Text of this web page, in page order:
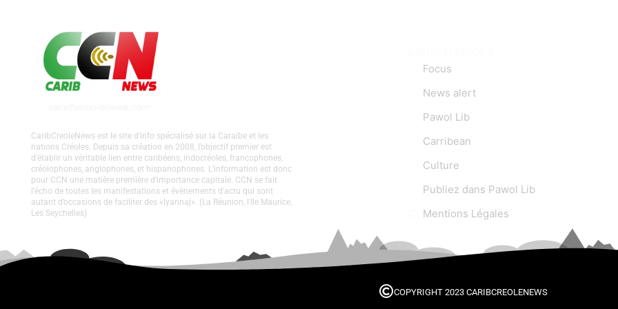
CaribCreoleNews est le site d’info spécialisé sur la Caraïbe et les
nations Créoles. Depuis sa création en 2008, l’objectif premier est
d’établir un véritable lien entre caribéens, indocréoles, francophones,
créolophones, anglophones, et hispanophones. L’information est donc
pour CCN une matière première d’importance capitale. CCN se fait
l’écho de toutes les manifestations et évènements d'actu qui sont
autant d’occasions de faciliter des «lyannaj». (La Réunion, l'Ile Maurice,
Les Seychelles)
Focus
News alert
Pawol Lib
Carribean
Culture
Publiez dans Pawol Lib
Mentions Légales
COPYRIGHT 2023 CARIBCREOLENEWS